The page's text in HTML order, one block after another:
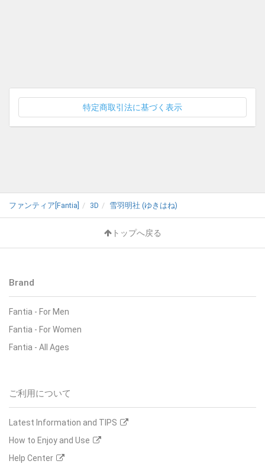
特定商取引法に基づく表示
ファンティア[Fantia] 3D 雪羽明社 (ゆきはね)
トップへ戻る
Brand
Fantia - For Men
Fantia - For Women
Fantia - All Ages
ご利用について
Latest Information and TIPS
How to Enjoy and Use
Help Center